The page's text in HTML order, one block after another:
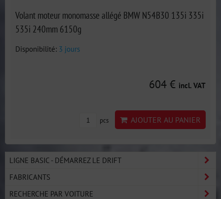
Volant moteur monomasse allégé BMW N54B30 135i 335i
535i 240mm 6150g
Disponibilité: 3 jours
604 € incl. VAT
pcs AJOUTER AU PANIER
LIGNE BASIC - DÉMARREZ LE DRIFT
FABRICANTS
RECHERCHE PAR VOITURE